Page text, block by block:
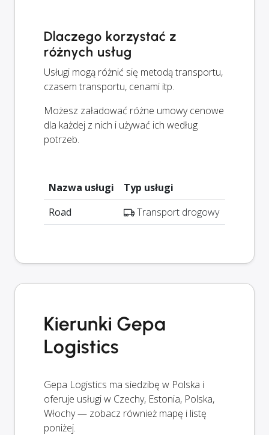
Dlaczego korzystać z
różnych usług
Usługi mogą różnić się metodą transportu,
czasem transportu, cenami itp.
Możesz załadować różne umowy cenowe
dla każdej z nich i używać ich według
potrzeb.
Nazwa usługi
Typ usługi
Road
Transport drogowy
Kierunki Gepa
Logistics
Gepa Logistics ma siedzibę w Polska i
oferuje usługi w Czechy, Estonia, Polska,
Włochy — zobacz również mapę i listę
poniżej.